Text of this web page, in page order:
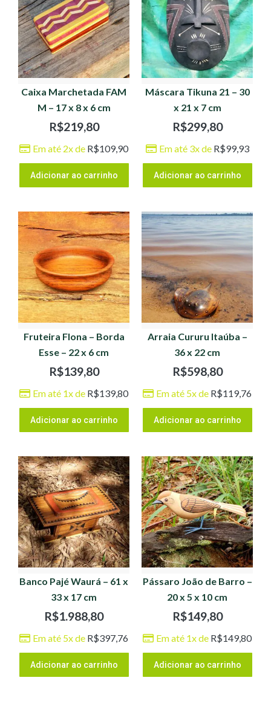
Caixa Marchetada FAM
M – 17 x 8 x 6 cm
R$219,80
Em até 2x de R$109,90
Adicionar ao carrinho
Máscara Tikuna 21 – 30
x 21 x 7 cm
R$299,80
Em até 3x de R$99,93
Adicionar ao carrinho
Fruteira Flona – Borda
Esse – 22 x 6 cm
R$139,80
Em até 1x de R$139,80
Adicionar ao carrinho
Arraia Cururu Itaúba –
36 x 22 cm
R$598,80
Em até 5x de R$119,76
Adicionar ao carrinho
Banco Pajé Waurá – 61 x
33 x 17 cm
R$1.988,80
Em até 5x de R$397,76
Adicionar ao carrinho
Pássaro João de Barro –
20 x 5 x 10 cm
R$149,80
Em até 1x de R$149,80
Adicionar ao carrinho